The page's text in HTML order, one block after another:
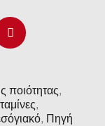
ποιότητας,
,
, Πηγή